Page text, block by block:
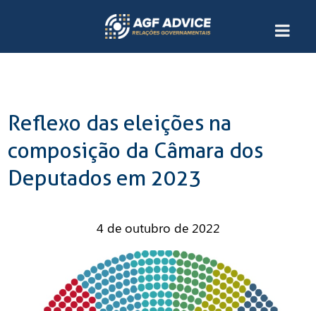
Reflexo das eleições na
composição da Câmara dos
Deputados em 2023
4 de outubro de 2022